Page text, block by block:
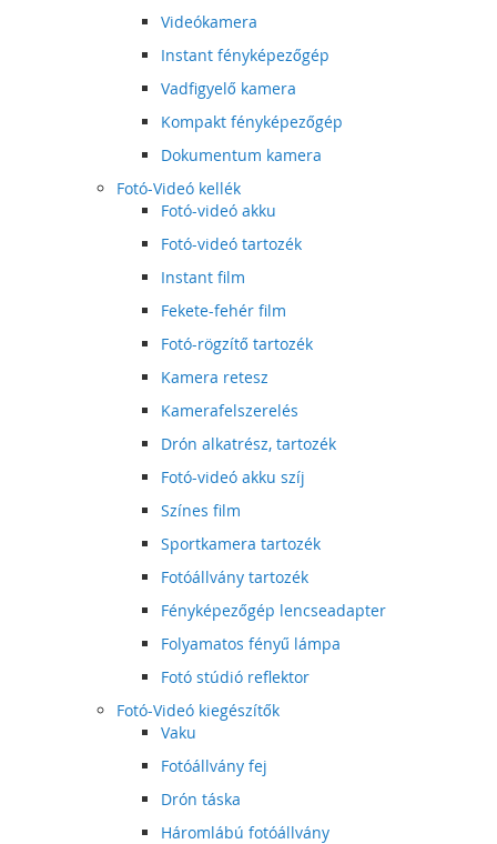
Videókamera
Instant fényképezőgép
Vadfigyelő kamera
Kompakt fényképezőgép
Dokumentum kamera
Fotó-Videó kellék
Fotó-videó akku
Fotó-videó tartozék
Instant film
Fekete-fehér film
Fotó-rögzítő tartozék
Kamera retesz
Kamerafelszerelés
Drón alkatrész, tartozék
Fotó-videó akku szíj
Színes film
Sportkamera tartozék
Fotóállvány tartozék
Fényképezőgép lencseadapter
Folyamatos fényű lámpa
Fotó stúdió reflektor
Fotó-Videó kiegészítők
Vaku
Fotóállvány fej
Drón táska
Háromlábú fotóállvány